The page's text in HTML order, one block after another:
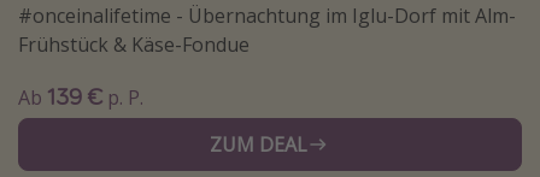
Reisethemen
Wellnessurlaub
#onceinalifetime - Übernachtung im Iglu-Dorf mit Alm-
Frühstück & Käse-Fondue
Ab 139 € p. P.
ZUM DEAL